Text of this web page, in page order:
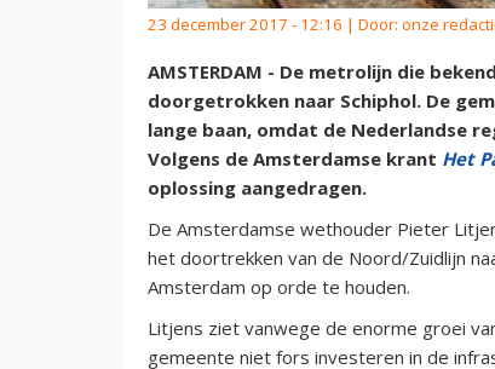
23 december 2017 - 12:16 | Door: onze
AMSTERDAM - De metrolijn die
doorgetrokken naar Schiphol. De
lange baan, omdat de Nederlandse
Volgens de Amsterdamse krant Het
oplossing aangedragen.
De Amsterdamse wethouder Pieter
het doortrekken van de Noord/Zuidlijn
Amsterdam op orde te houden.
Litjens ziet vanwege de enorme groei
gemeente niet fors investeren in de